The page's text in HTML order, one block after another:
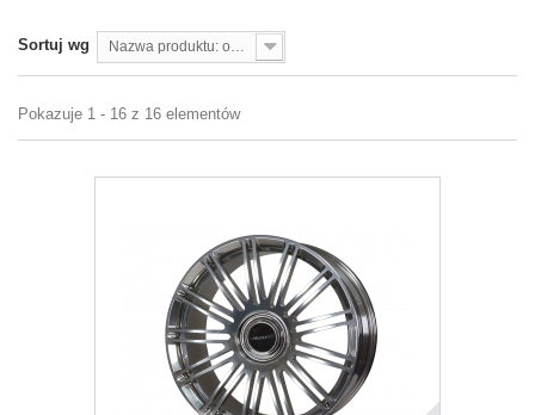
Sortuj wg Nazwa produktu: od A do Z
Pokazuje 1 - 16 z 16 elementów